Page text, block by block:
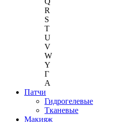
R
S
T
U
V
W
Y
Г
A
Патчи
Гидрогелевые
Тканевые
Макияж